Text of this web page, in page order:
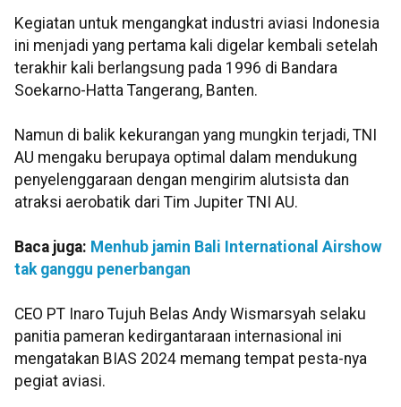
Kegiatan untuk mengangkat industri aviasi Indonesia
ini menjadi yang pertama kali digelar kembali setelah
terakhir kali berlangsung pada 1996 di Bandara
Soekarno-Hatta Tangerang, Banten.
Namun di balik kekurangan yang mungkin terjadi, TNI
AU mengaku berupaya optimal dalam mendukung
penyelenggaraan dengan mengirim alutsista dan
atraksi aerobatik dari Tim Jupiter TNI AU.
Baca juga: Menhub jamin Bali International Airshow
tak ganggu penerbangan
CEO PT Inaro Tujuh Belas Andy Wismarsyah selaku
panitia pameran kedirgantaraan internasional ini
mengatakan BIAS 2024 memang tempat pesta-nya
pegiat aviasi.